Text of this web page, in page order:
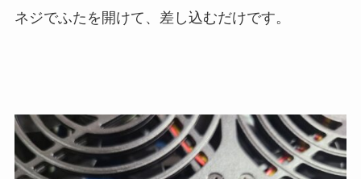
ネジでふたを開けて、差し込むだけです。